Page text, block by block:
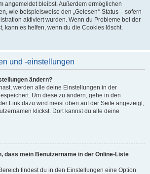
angemeldet bleibst. Außerdem ermöglichen
wie beispielsweise den „Gelesen“-Status – sofern
aktiviert wurden. Wenn du Probleme bei der
kann es helfen, wenn du die Cookies löscht.
und -einstellungen
ändern?
werden alle deine Einstellungen in der
Um diese zu ändern, gehe in den
Link dazu wird meist oben auf der Seite angezeigt,
klickst. Dort kannst du alle deine
dass mein Benutzername in der Online-Liste
findest du in den Einstellungen eine Option